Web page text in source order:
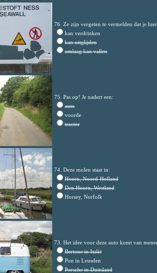
76. Ze zijn vergeten te vermelden dat je
kan verdrinken
kan uitglijden
omlaag kan vallen
75. Pas op! Je nadert een:
auto
voorde
tractor
74. Deze molen staat in:
Hoorn, Noord-Holland
Den Hoorn, Westland
Horsey, Norfolk
73. Het idee voor deze auto komt van
Bertone in Italië
Pon in Leusden
Porsche in Duitsland